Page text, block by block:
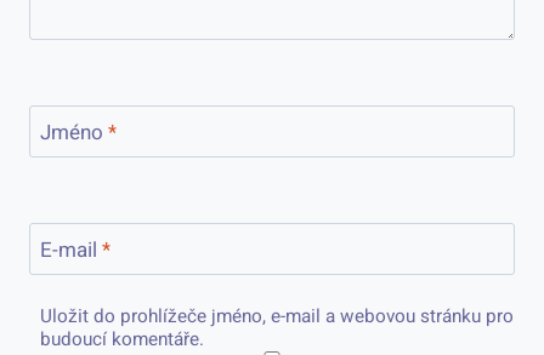
Jméno *
E-mail *
Uložit do prohlížeče jméno, e-mail a webovou stránku pro
budoucí komentáře.